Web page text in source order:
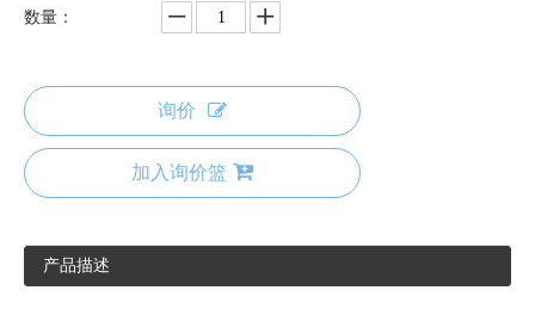
数量：
询价
加入询价篮
产品描述